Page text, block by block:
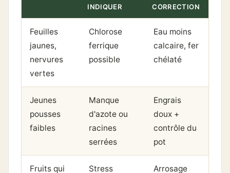
INDIQUER
CORRECTION
Feuilles
jaunes,
nervures
vertes
Chlorose
ferrique
possible
Eau moins
calcaire, fer
chélaté
Jeunes
pousses
faibles
Manque
d'azote ou
racines
serrées
Engrais
doux +
contrôle du
pot
Fruits qui
Stress
Arrosage